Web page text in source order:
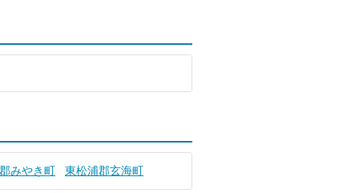
みやき町 東松浦郡玄海町